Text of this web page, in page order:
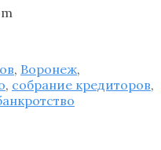
, Воронеж,
, собрание кредиторов,